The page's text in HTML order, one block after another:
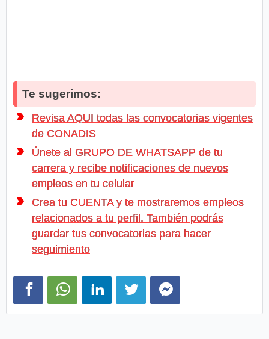
Te sugerimos:
Revisa AQUI todas las convocatorias vigentes
de CONADIS
Únete al GRUPO DE WHATSAPP de tu
carrera y recibe notificaciones de nuevos
empleos en tu celular
Crea tu CUENTA y te mostraremos empleos
relacionados a tu perfil. También podrás
guardar tus convocatorias para hacer
seguimiento